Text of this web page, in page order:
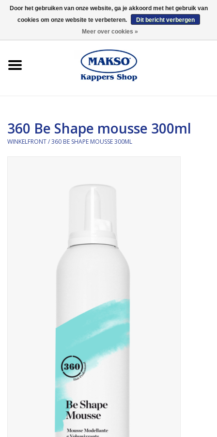
0 Artikelen - €0,00
Kaaral
360 Be Shape mousse 300ml
WINKELFRONT/360 BE SHAPE MOUSSE 300ML
Door het gebruiken van onze website, ga je akkoord met het gebruik van
cookies om onze website te verbeteren.
Dit bericht verbergen
Meer over cookies »